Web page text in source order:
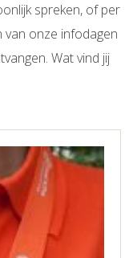
spreken, of per
van onze infodagen
Wat vind jij